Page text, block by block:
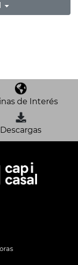
de Interés
Descargas